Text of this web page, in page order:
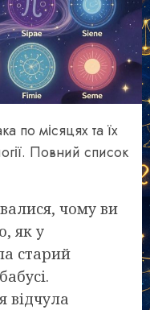
по місяцях та їх
Повний список
чому ви
як у
старий
відчула